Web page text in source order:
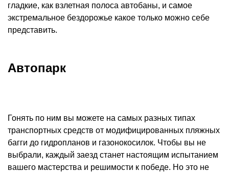
гладкие, как взлетная полоса автобаны, и самое
экстремальное бездорожье какое только можно себе
представить.
Автопарк
Гонять по ним вы можете на самых разных типах
транспортных средств от модифицированных пляжных
багги до гидропланов и газонокосилок. Чтобы вы не
выбрали, каждый заезд станет настоящим испытанием
вашего мастерства и решимости к победе. Но это не